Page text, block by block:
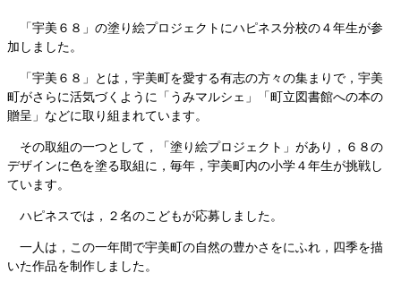
「宇美６８」の塗り絵プロジェクトにハピネス分校の４年生が参
加しました。
「宇美６８」とは，宇美町を愛する有志の方々の集まりで，宇美
町がさらに活気づくように「うみマルシェ」「町立図書館への本の
贈呈」などに取り組まれています。
その取組の一つとして，「塗り絵プロジェクト」があり，６８の
デザインに色を塗る取組に，毎年，宇美町内の小学４年生が挑戦し
ています。
ハピネスでは，２名のこどもが応募しました。
一人は，この一年間で宇美町の自然の豊かさをにふれ，四季を描
いた作品を制作しました。